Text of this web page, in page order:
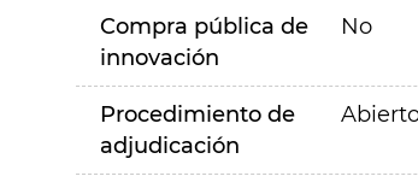
Compra pública de
innovación
No
Procedimiento de
adjudicación